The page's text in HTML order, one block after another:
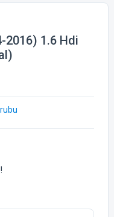
2016) 1.6 Hdi